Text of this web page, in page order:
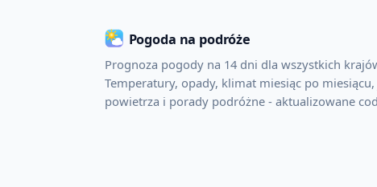
Pogoda na podróże
Prognoza pogody na 14 dni dla wszystkich
Temperatury, opady, klimat miesiąc po miesiącu,
powietrza i porady podróżne - aktualizowane